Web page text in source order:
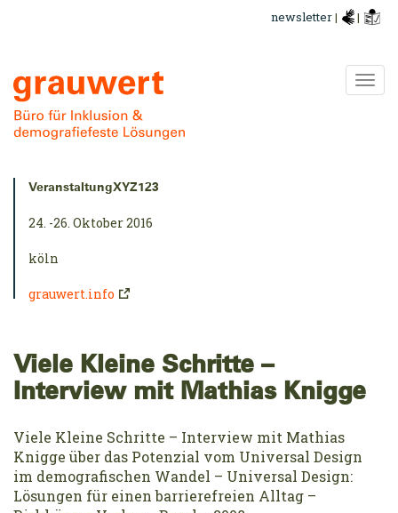
newsletter| |
Kurzinfo:
VeranstaltungXYZ123
24. -26. Oktober 2016
köln
grauwert.info
Viele Kleine Schritte –
Interview mit Mathias Knigge
Viele Kleine Schritte – Interview mit Mathias
Knigge über das Potenzial vom Universal Design
im demografischen Wandel – Universal Design:
Lösungen für einen barrierefreien Alltag –